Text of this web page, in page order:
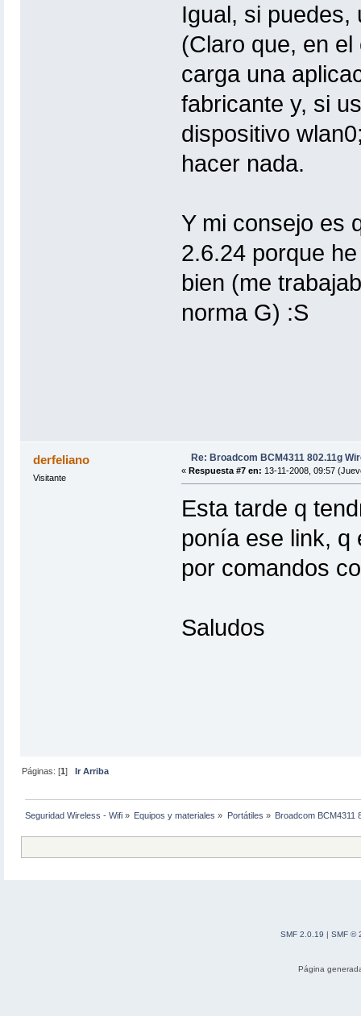
Igual, si
(Claro que, en
carga una
fabricante y, si
dispositivo
hacer nada.
Y mi consejo es
2.6.24 porque
bien (me
norma G) :S
derfeliano
Visitante
Re: Broadcom BCM4311 802.11g
« Respuesta #7 en: 13-11-2008, 09:57
Esta tarde q
ponía ese link, q
por comandos
Saludos
Páginas: [1] Ir Arriba
Seguridad Wireless - Wifi » Equipos y materiales » Portátiles » Broadcom BCM4311
SMF 2.0.19 | SMF ©
Página